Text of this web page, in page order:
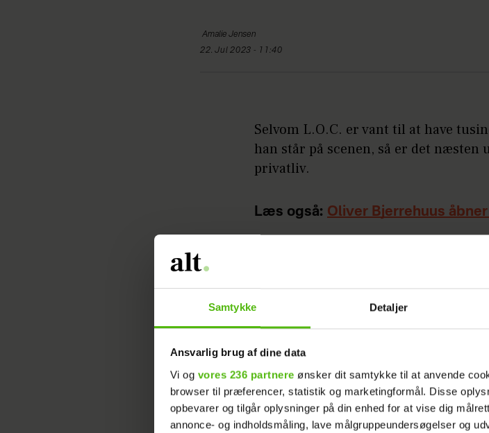
Samtykke Detaljer
Ansvarlig brug af dine data
Vi og vores 236 partnere ønsker dit samtykke til at anvende
browser til præferencer, statistik og marketingformål. Disse
opbevarer og tilgår oplysninger på din enhed for at vise dig
annonce- og indholdsmåling, lave målgruppeundersøgelser og
Amalie Jensen
22. Jul 2023 - 11:40
Selvom L.O.C. er vant til at have
han står på scenen, så er det
privatliv.
Læs også: Oliver Bjerrehuus